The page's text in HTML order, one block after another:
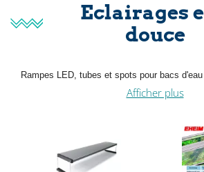
Eclairages
douce
Rampes LED, tubes et spots pour bacs
d'aquarium couvre aussi bien le bacAfficher plus